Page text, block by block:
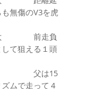
無傷のV3を虎
太 前走負
て狙える１頭
父は15
ムで走って４